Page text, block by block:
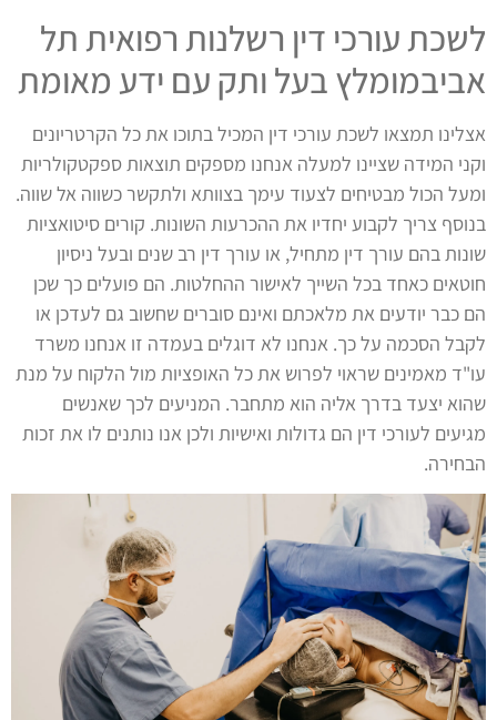
לשכת עורכי דין רשלנות רפואית תל
אביבמומלץ בעל ותק עם ידע מאומת
אצלינו תמצאו לשכת עורכי דין המכיל בתוכו את כל הקרטריונים
וקני המידה שציינו למעלה אנחנו מספקים תוצאות ספקטקולריות
ומעל הכול מבטיחים לצעוד עימך בצוותא ולתקשר כשווה אל שווה.
בנוסף צריך לקבוע יחדיו את ההכרעות השונות. קורים סיטואציות
שונות בהם עורך דין מתחיל, או עורך דין רב שנים ובעל ניסיון
חוטאים כאחד בכל השייך לאישור ההחלטות. הם פועלים כך שכן
הם כבר יודעים את מלאכתם ואינם סוברים שחשוב גם לעדכן או
לקבל הסכמה על כך. אנחנו לא דוגלים בעמדה זו אנחנו משרד
עו"ד מאמינים שראוי לפרוש את כל האופציות מול הלקוח על מנת
שהוא יצעד בדרך אליה הוא מתחבר. המניעים לכך שאנשים
מגיעים לעורכי דין הם גדולות ואישיות ולכן אנו נותנים לו את זכות
הבחירה.